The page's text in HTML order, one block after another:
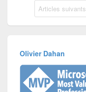
Articles suivants
Olivier Dahan